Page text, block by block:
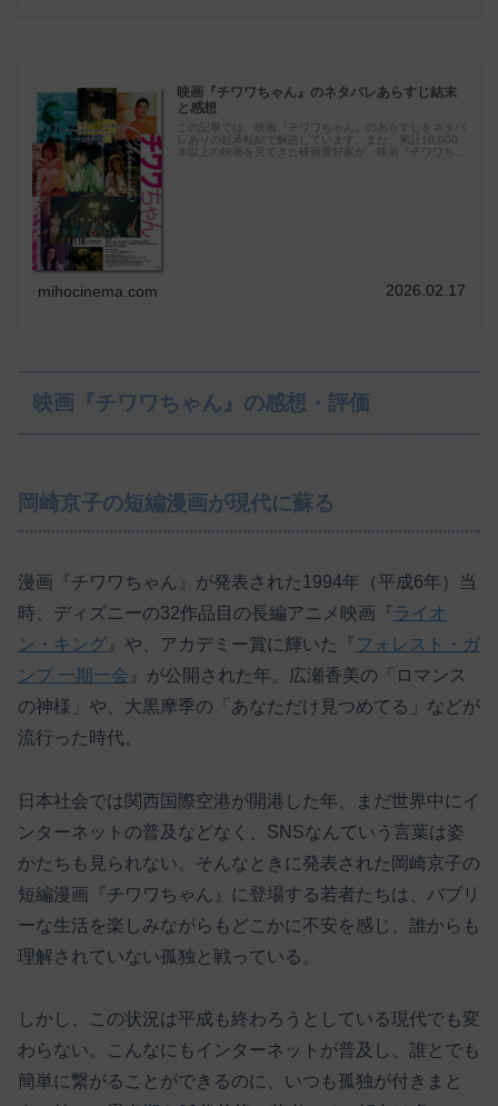
映画『チワワちゃん』のネタバレあらすじ結末
と感想
この記事では、映画『チワワちゃん』のあらすじをネタバ
レありの起承転結で解説しています。また、累計10,000
本以上の映画を見てきた映画愛好家が、映画『チワワちゃ
mihocinema.com 2026.02.17
映画『チワワちゃん』の感想・評価
岡崎京子の短編漫画が現代に蘇る
漫画『チワワちゃん』が発表された1994年（平成6年）当
時、ディズニーの32作品目の長編アニメ映画『 ライオ
ン・キング 』や、アカデミー賞に輝いた『 フォレスト・ガ
ンプ 一期一会 』が公開された年。広瀬香美の「ロマンス
の神様」や、大黒摩季の「あなただけ見つめてる」などが
流行った時代。
日本社会では関西国際空港が開港した年、まだ世界中にイ
ンターネットの普及などなく、SNSなんていう言葉は姿
かたちも見られない。そんなときに発表された岡崎京子の
短編漫画『チワワちゃん』に登場する若者たちは、バブリ
ーな生活を楽しみながらもどこかに不安を感じ、誰からも
理解されていない孤独と戦っている。
しかし、この状況は平成も終わろうとしている現代でも変
わらない。こんなにもインターネットが普及し、誰とでも
簡単に繋がることができるのに、いつも孤独が付きまと